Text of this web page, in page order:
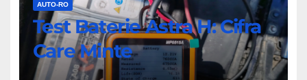
AUTO-RO
Test Baterie Astra H: Cifra
Care Minte